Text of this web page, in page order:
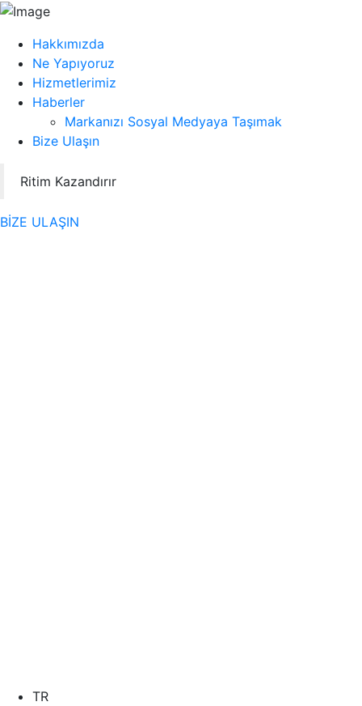
Hakkımızda
Ne Yapıyoruz
Hizmetlerimiz
Haberler
Markanızı Sosyal Medyaya Taşımak
Bize Ulaşın
Ritim Kazandırır
BİZE ULAŞIN
TR